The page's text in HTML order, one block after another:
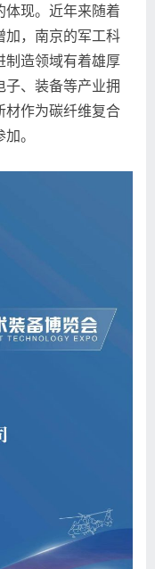
体现。近年来随着
加，南京的军工科
制造领域有着雄厚
子、装备等产业拥
材作为碳纤维复合
。